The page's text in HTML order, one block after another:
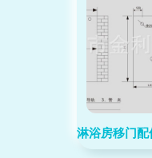
淋浴房移门